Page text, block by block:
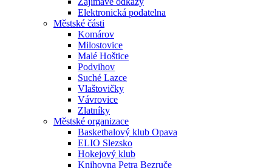
Elektronická podatelna
Městské části
Komárov
Milostovice
Malé Hoštice
Podvihov
Suché Lazce
Vlaštovičky
Vávrovice
Zlatníky
Městské organizace
Basketbalový klub Opava
ELIO Slezsko
Hokejový klub
Knihovna Petra Bezruče